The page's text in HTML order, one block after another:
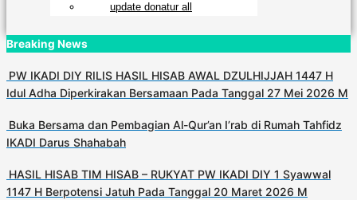
update donatur all
Breaking News
PW IKADI DIY RILIS HASIL HISAB AWAL DZULHIJJAH 1447 H
Idul Adha Diperkirakan Bersamaan Pada Tanggal 27 Mei 2026 M
Buka Bersama dan Pembagian Al-Qur’an I’rab di Rumah Tahfidz
IKADI Darus Shahabah
HASIL HISAB TIM HISAB – RUKYAT PW IKADI DIY 1 Syawwal
1147 H Berpotensi Jatuh Pada Tanggal 20 Maret 2026 M